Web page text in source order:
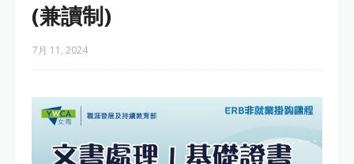
(兼讀制)
7月 11, 2024